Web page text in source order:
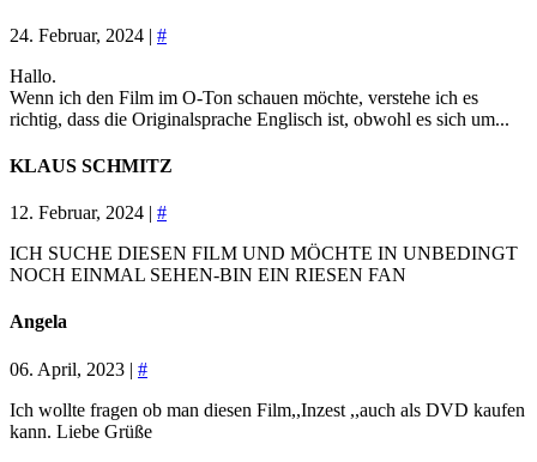
24. Februar, 2024 | #
Hallo.
Wenn ich den Film im O-Ton schauen möchte, verstehe ich es
richtig, dass die Originalsprache Englisch ist, obwohl es sich um...
KLAUS SCHMITZ
12. Februar, 2024 | #
ICH SUCHE DIESEN FILM UND MÖCHTE IN UNBEDINGT
NOCH EINMAL SEHEN-BIN EIN RIESEN FAN
Angela
06. April, 2023 | #
Ich wollte fragen ob man diesen Film,,Inzest ,,auch als DVD kaufen
kann. Liebe Grüße